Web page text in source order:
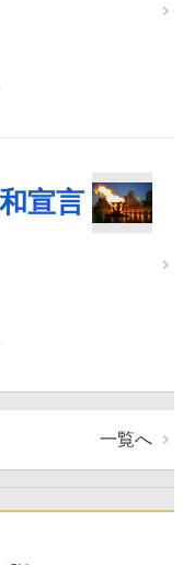
宣言
一覧へ